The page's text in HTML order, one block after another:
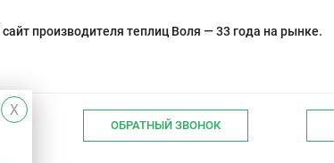
производителя теплиц Воля — 33 года на рынке.
X
ОБРАТНЫЙ ЗВОНОК